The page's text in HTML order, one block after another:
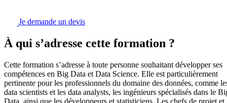
Je demande un devis
À qui s’adresse cette formation ?
Cette formation s’adresse à toute personne souhaitant développer ses
compétences en Big Data et Data Science. Elle est particulièrement
pertinente pour les professionnels du domaine des données, comme
data scientists et les data analysts, les ingénieurs spécialisés dans le